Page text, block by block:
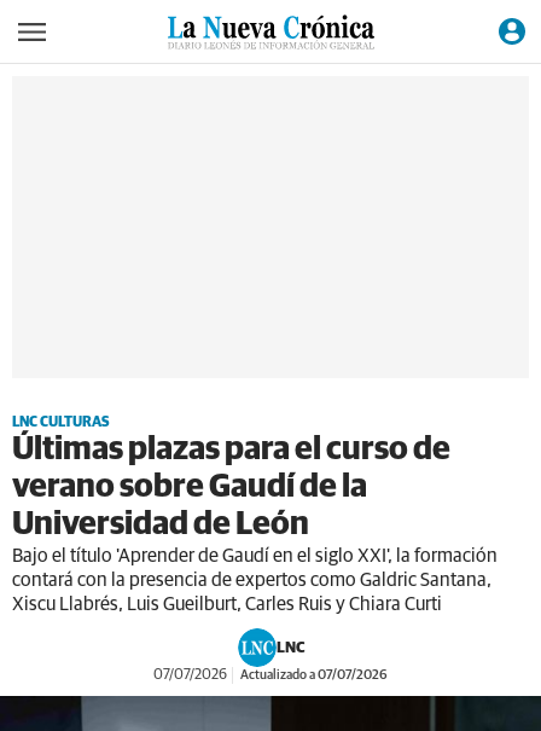
LNC CULTURAS
Últimas plazas para el curso de
verano sobre Gaudí de la
Universidad de León
Bajo el título 'Aprender de Gaudí en el siglo XXI', la formación
contará con la presencia de expertos como Galdric Santana,
Xiscu Llabrés, Luis Gueilburt, Carles Ruis y Chiara Curti
LNC
07/07/2026 Actualizado a 07/07/2026